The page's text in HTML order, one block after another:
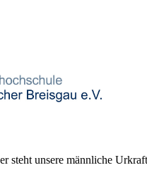
steht unsere männliche